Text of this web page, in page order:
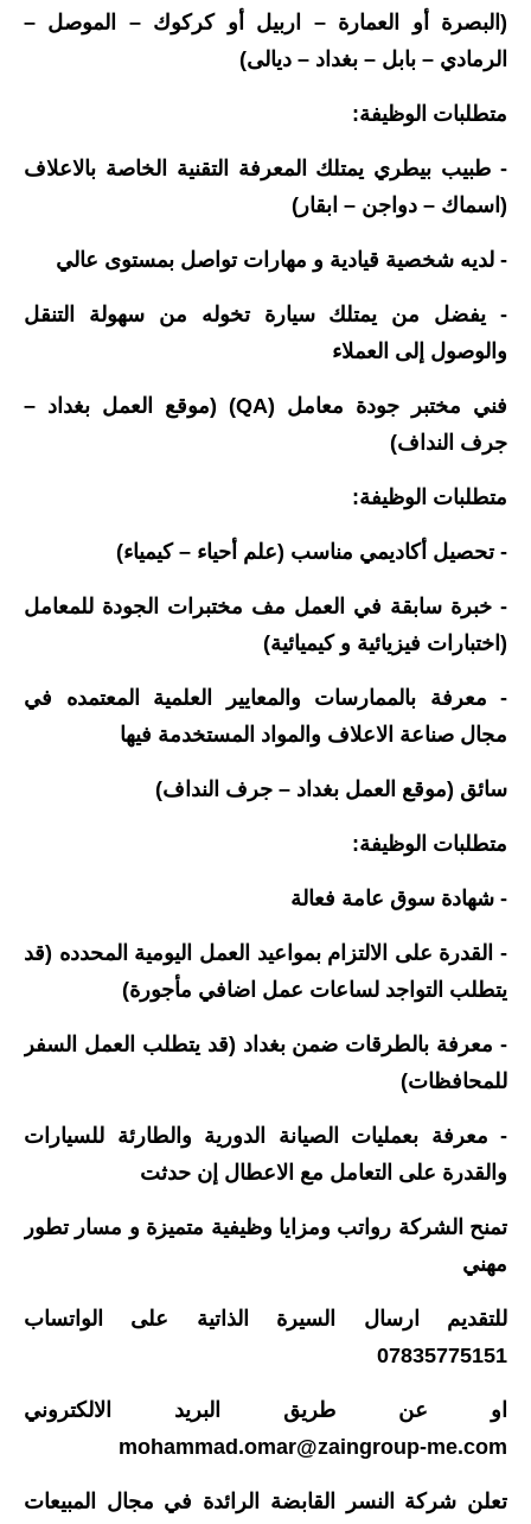
المدارس
المرحلة المتوسطة
المرحلة الاعدادية
المرحلة الابتدائية
المرحلة المتوسطة
المرحلة الاعدادية
كتب مدرسية
المرحلة الاعدادية
المرحلة المتوسطة
المرحلة الاعدادية
دروس
المرحلة الاعدادية
مواضيع انشاء
المرحلة الابتدائية
(البصرة أو العمارة – اربيل أو كركوك – الموصل –
الرمادي – بابل – بغداد – ديالى)
متطلبات الوظيفة:
- طبيب بيطري يمتلك المعرفة التقنية الخاصة بالاعلاف
(اسماك – دواجن – ابقار)
- لديه شخصية قيادية و مهارات تواصل بمستوى عالي
- يفضل من يمتلك سيارة تخوله من سهولة التنقل
والوصول إلى العملاء
فني مختبر جودة معامل (QA) (موقع العمل بغداد –
جرف النداف)
متطلبات الوظيفة:
- تحصيل أكاديمي مناسب (علم أحياء – كيمياء)
- خبرة سابقة في العمل مف مختبرات الجودة للمعامل
(اختبارات فيزيائية و كيميائية)
- معرفة بالممارسات والمعايير العلمية المعتمده في
مجال صناعة الاعلاف والمواد المستخدمة فيها
سائق (موقع العمل بغداد – جرف النداف)
متطلبات الوظيفة:
- شهادة سوق عامة فعالة
- القدرة على الالتزام بمواعيد العمل اليومية المحدده (قد
يتطلب التواجد لساعات عمل اضافي مأجورة)
- معرفة بالطرقات ضمن بغداد (قد يتطلب العمل السفر
للمحافظات)
- معرفة بعمليات الصيانة الدورية والطارئة للسيارات
والقدرة على التعامل مع الاعطال إن حدثت
تمنح الشركة رواتب ومزايا وظيفية متميزة و مسار تطور
مهني
للتقديم ارسال السيرة الذاتية على الواتساب
07835775151
او عن طريق البريد الالكتروني
mohammad.omar@zaingroup-me.com
تعلن شركة النسر القابضة الرائدة في مجال المبيعات